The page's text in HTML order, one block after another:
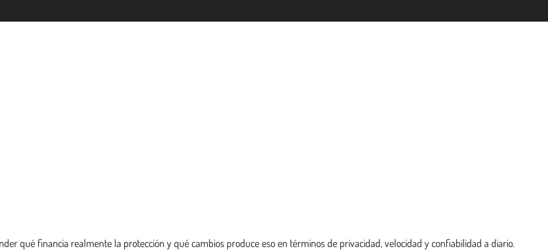
qué financia realmente la protección y qué cambios produce eso en términos de privacidad, velocidad y confiabilidad a diario.